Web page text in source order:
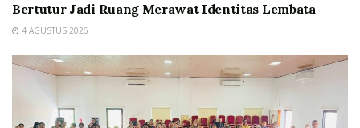
Bertutur Jadi Ruang Merawat Identitas Lembata
4 AGUSTUS 2026